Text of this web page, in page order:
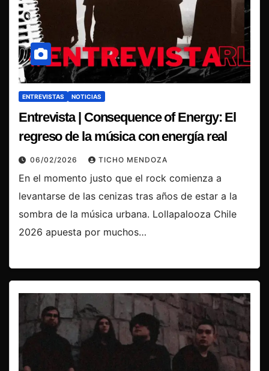
ENTREVISTAS NOTICIAS
Entrevista | Consequence of Energy: El
regreso de la música con energía real
06/02/2026 TICHO MENDOZA
En el momento justo que el rock comienza a
levantarse de las cenizas tras años de estar a la
sombra de la música urbana. Lollapalooza Chile
2026 apuesta por muchos…